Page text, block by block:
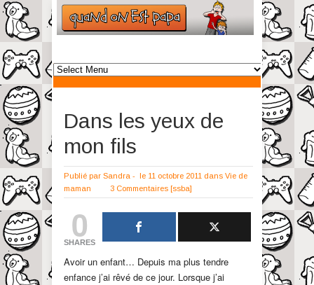
Dans les yeux de
mon fils
Publié par Sandra - le 11 octobre 2011 dans Vie de
maman
3 Commentaires [ssba]
0
SHARES
Avoir un enfant… Depuis ma plus tendre
enfance j’ai rêvé de ce jour. Lorsque j’ai